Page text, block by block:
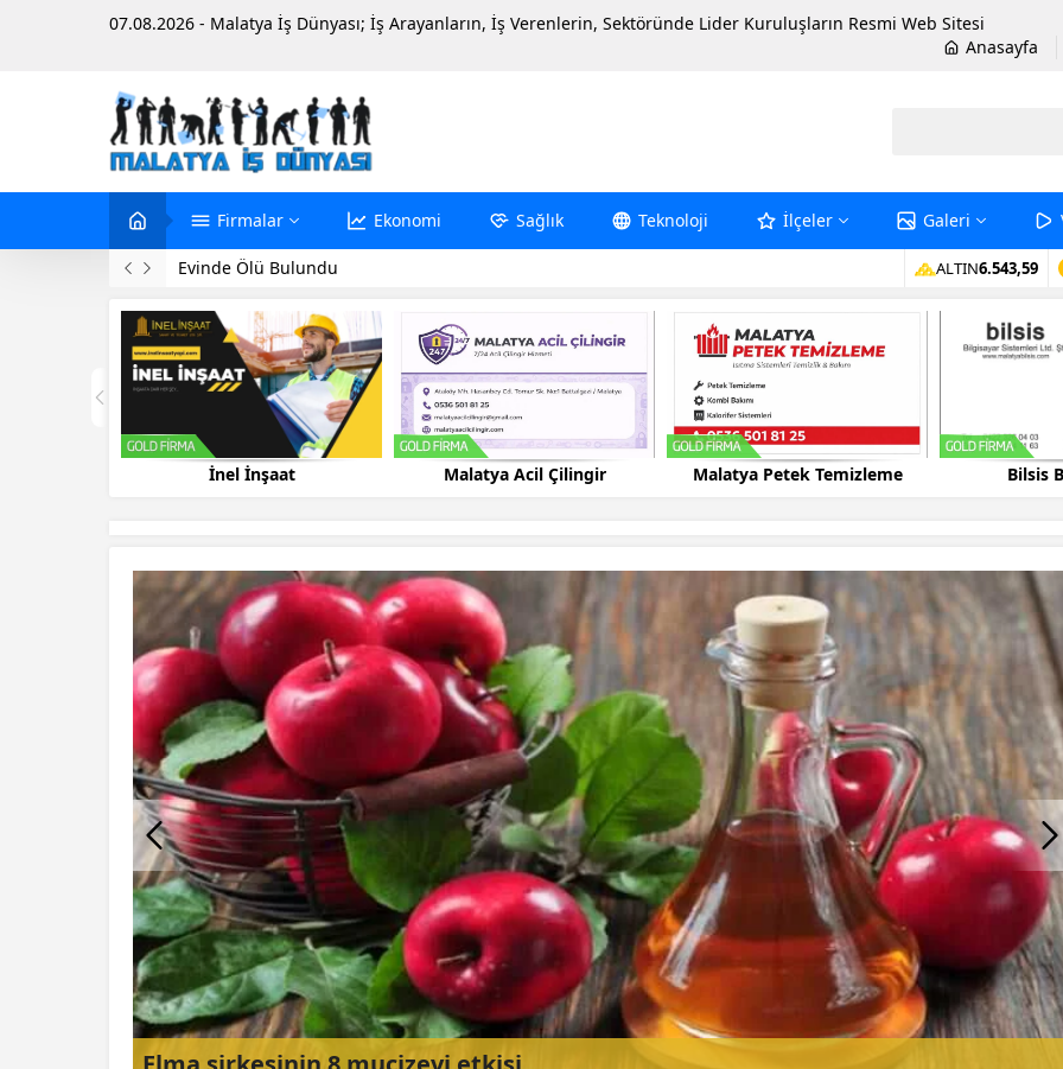
07.08.2026 - Malatya İş Dünyası; İş Arayanların, İş Verenlerin, Sektöründe Lider Kuruluşların Resmi Web Sitesi
Anasayfa
Firmalar Ekonomi Sağlık Teknoloji İlçeler Galeri
Evinde Ölü Bulundu ALTIN6.543,59
Malatya Acil Çilingir Malatya Petek Temizleme Bilsis Bilgisayar Ayışığı